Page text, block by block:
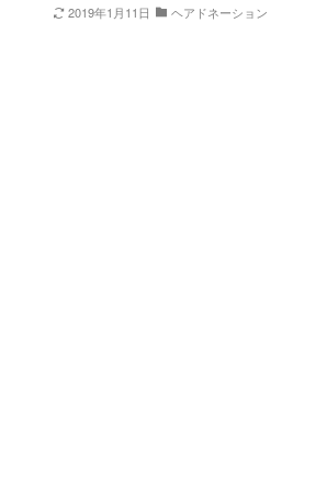
2019年1月11日 ヘアドネーション